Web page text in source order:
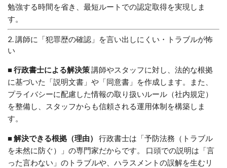
勉強する時間を省き、最短ルートでの認定取得を実現しま
す。
2. 講師に「犯罪歴の確認」を言い出しにくい・トラブルが怖
い
■ 行政書士による解決策講師やスタッフに対し、法的な根拠
に基づいた「説明文書」や「同意書」を作成します。また、
プライバシーに配慮した情報の取り扱いルール（社内規定）
を整備し、スタッフからも信頼される運用体制を構築しま
す。
■ 解決できる根拠（理由）
行政書士は「予防法務（トラブル
を未然に防ぐ）」の専門家だからです。 口頭での説明は「言
った言わない」のトラブルや、ハラスメントの誤解を生むリ